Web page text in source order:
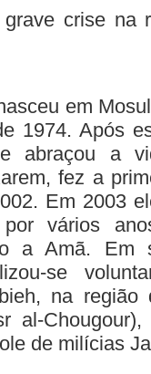
crise na
em
1974. Após
abraçou a
fez a
Em 2003
por vários
a Amã. Em
se
na
al-
de milícias